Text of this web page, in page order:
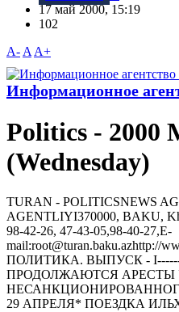
17 май 2000, 15:19
102
A- A A+
Информационное
Politics - 2000
(Wednesday)
TURAN - РOLITICSNEWS
AGENTLIYI370000, BAKU,
98-42-26, 47-43-05,98-40-27,E-
mail:root@turan.baku.azhttр://
ПОЛИТИКА. ВЫПУСК -
ПРОДОЛЖАЮТСЯ АРЕСТЫ
29 АПРЕЛЯ* ПОЕЗДКА